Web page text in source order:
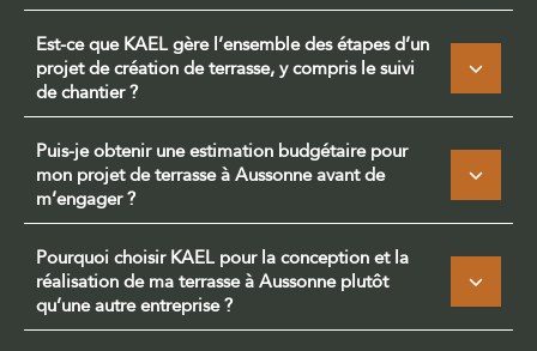
Est-ce que KAEL gère l’ensemble des étapes d’un
projet de création de terrasse, y compris le suivi
de chantier ?
Puis-je obtenir une estimation budgétaire pour
mon projet de terrasse à Aussonne avant de
m’engager ?
Pourquoi choisir KAEL pour la conception et la
réalisation de ma terrasse à Aussonne plutôt
qu’une autre entreprise ?